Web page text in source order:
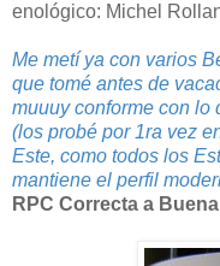
enológico: Michel
Me metí ya con varios
que tomé antes de
muuuy conforme con lo
(los probé por 1ra vez
Este, como todos los
mantiene el perfil
RPC Correcta a Buena